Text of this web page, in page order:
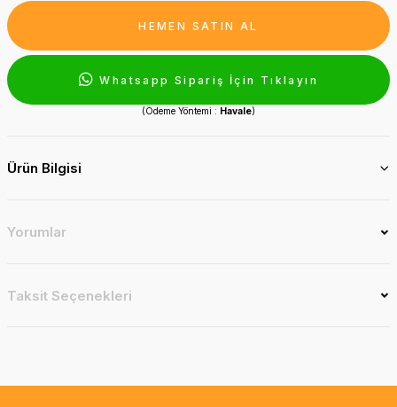
HEMEN SATIN AL
Whatsapp Sipariş İçin Tıklayın
(Ödeme Yöntemi : Havale)
Ürün Bilgisi
Yorumlar
Taksit Seçenekleri